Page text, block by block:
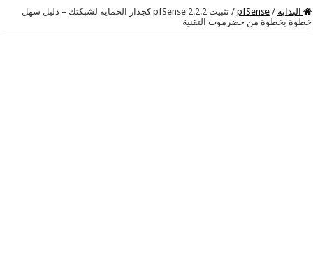
البداية /
pfSense
/
تثبيت pfSense 2.2.2 كجدار الحماية لشبكتك – دليل سهل
خطوة بخطوة من حضرموت التقنية